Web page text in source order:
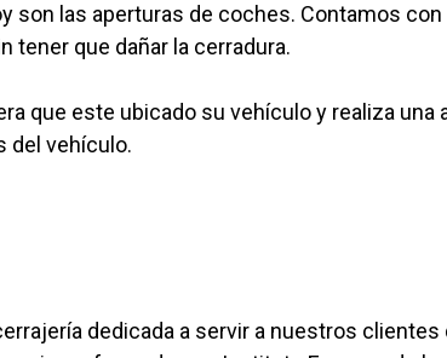
son las aperturas de coches. Contamos
tener que dañar la cerradura.
que este ubicado su vehículo y realiza una
del vehículo.
dedicada a servir a nuestros